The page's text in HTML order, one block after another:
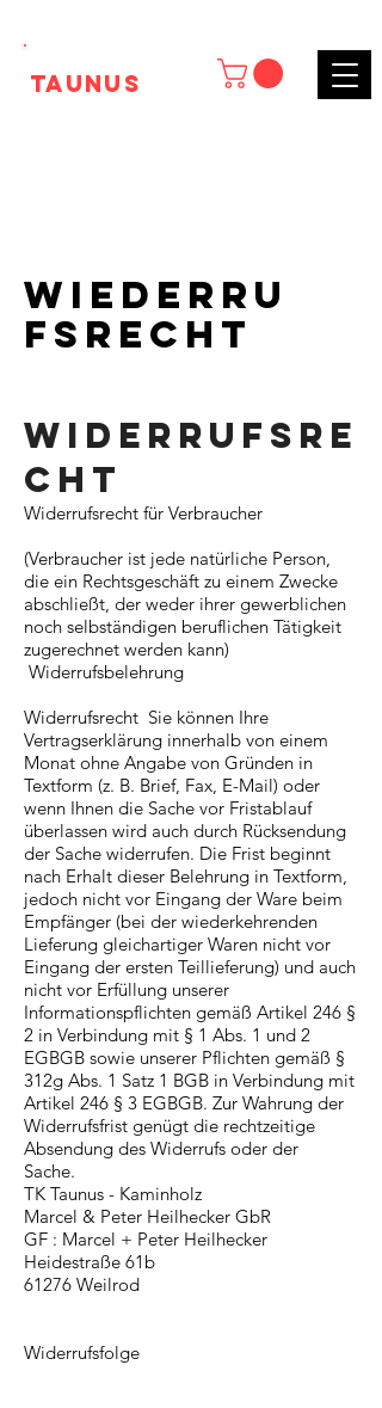
Taunus
Wiederru
fsrecht
Widerrufsre
cht
Widerrufsrecht für Verbraucher
(Verbraucher ist jede natürliche Person,
die ein Rechtsgeschäft zu einem Zwecke
abschließt, der weder ihrer gewerblichen
noch selbständigen beruflichen Tätigkeit
zugerechnet werden kann)
Widerrufsbelehrung
Widerrufsrecht Sie können Ihre
Vertragserklärung innerhalb von einem
Monat ohne Angabe von Gründen in
Textform (z. B. Brief, Fax, E-Mail) oder
wenn Ihnen die Sache vor Fristablauf
überlassen wird auch durch Rücksendung
der Sache widerrufen. Die Frist beginnt
nach Erhalt dieser Belehrung in Textform,
jedoch nicht vor Eingang der Ware beim
Empfänger (bei der wiederkehrenden
Lieferung gleichartiger Waren nicht vor
Eingang der ersten Teillieferung) und auch
nicht vor Erfüllung unserer
Informationspflichten gemäß Artikel 246 §
2 in Verbindung mit § 1 Abs. 1 und 2
EGBGB sowie unserer Pflichten gemäß §
312g Abs. 1 Satz 1 BGB in Verbindung mit
Artikel 246 § 3 EGBGB. Zur Wahrung der
Widerrufsfrist genügt die rechtzeitige
Absendung des Widerrufs oder der
Sache.
TK Taunus - Kaminholz
Marcel & Peter Heilhecker GbR
GF : Marcel + Peter Heilhecker
Heidestraße 61b
61276 Weilrod
Widerrufsfolge